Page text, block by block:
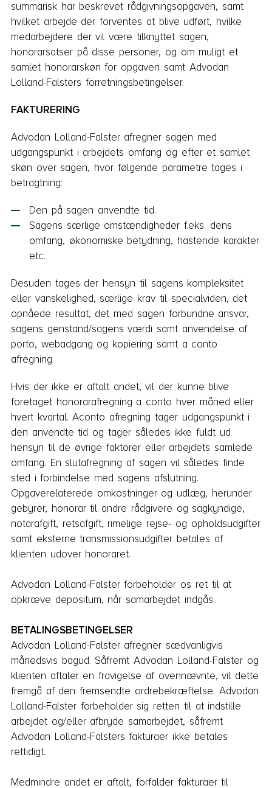
summarisk har beskrevet rådgivningsopgaven, samt
hvilket arbejde der forventes at blive ud­ført, hvilke
medarbejdere der vil være tilknyttet sagen,
honorarsatser på disse personer, og om muligt et
samlet honorarskøn for opgaven samt Advodan
Lolland-Falsters forretningsbetingelser.
FAKTURERING
Advodan Lolland-Falster afregner sagen med
udgangspunkt i arbejdets omfang og efter et samlet
skøn over sagen, hvor følgende parametre tages i
betragtning:
Den på sagen anvendte tid.
Sagens særlige omstændigheder f.eks. dens
omfang, økonomiske betydning, hastende karakter
etc.
Desuden tages der hensyn til sagens kompleksitet
eller vanskelighed, særlige krav til speci­alviden, det
opnåede resultat, det med sagen forbundne ansvar,
sagens genstand/sagens værdi samt anvendelse af
porto, webadgang og kopiering samt a conto
afregning.
Hvis der ikke er aftalt andet, vil der kunne blive
foretaget honorarafregning a conto hver må­ned eller
hvert kvartal. Aconto afregning tager udgangspunkt i
den anvendte tid og tager således ikke fuldt ud
hensyn til de øvrige faktorer eller arbejdets samlede
omfang. En slutafregning af sagen vil således finde
sted i forbindelse med sagens afslutning.
Opgaverelaterede omkostninger og udlæg, herunder
gebyrer, honorar til andre rådgivere og sagkyndige,
notarafgift, retsafgift, rimelige rejse- og opholdsud­gifter
samt eksterne transmissionsudgifter betales af
klienten udover honoraret.
Advodan Lolland-Falster forbeholder os ret til at
opkræve depositum, når samarbejdet indgås.
BETALINGSBETINGELSER
Advodan Lolland-Falster afregner sædvanligvis
månedsvis bagud. Såfremt Advodan Lolland-Falster og
klienten aftaler en fravigelse af ovennævnte, vil dette
fremgå af den fremsendte ordrebekræftelse. Advodan
Lolland-Falster forbeholder sig retten til at indstille
arbejdet og/eller afbryde samarbejdet, såfremt
Advodan Lolland-Falsters fakturaer ikke betales
rettidigt.
Medmindre andet er aftalt, forfalder fakturaer til